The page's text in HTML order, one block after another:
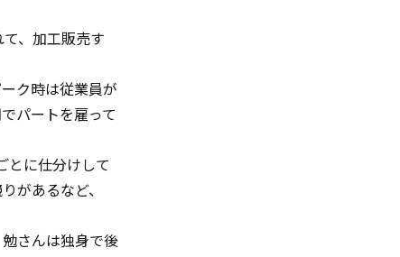
、加工販売す
ク時は従業員が
パートを雇って
とに仕分けして
があるなど、
さんは独身で後